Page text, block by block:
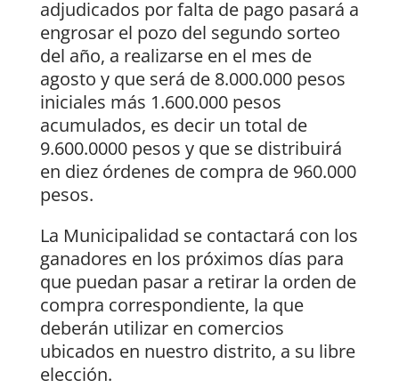
adjudicados por falta de pago pasará a
engrosar el pozo del segundo sorteo
del año, a realizarse en el mes de
agosto y que será de 8.000.000 pesos
iniciales más 1.600.000 pesos
acumulados, es decir un total de
9.600.0000 pesos y que se distribuirá
en diez órdenes de compra de 960.000
pesos.
La Municipalidad se contactará con los
ganadores en los próximos días para
que puedan pasar a retirar la orden de
compra correspondiente, la que
deberán utilizar en comercios
ubicados en nuestro distrito, a su libre
elección.